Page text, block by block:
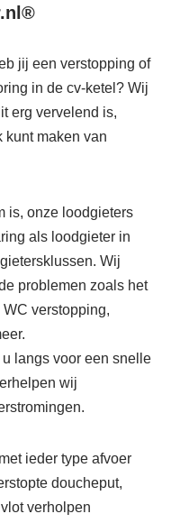
jij een verstopping of
in de cv-ketel? Wij
erg vervelend is,
kunt maken van
is, onze loodgieters
als loodgieter in
Wij
problemen zoals het
verstopping,
langs voor een snelle
wij
ieder type afvoer
doucheput,
verholpen